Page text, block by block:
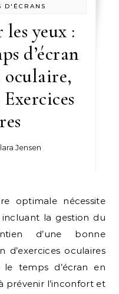
D'ÉCRANS
yeux :
d’écran
oculaire,
Jensen
la gestion du
d’une bonne
d’exercices oculaires
temps d’écran en
prévenir l’inconfort et